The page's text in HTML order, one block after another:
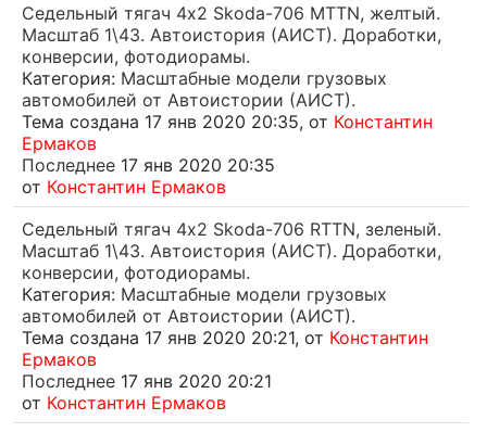
Седельный тягач 4х2 Skoda-706 MTTN, желтый.
Масштаб 1\43. Автоистория (АИСТ). Доработки,
конверсии, фотодиорамы.
Категория: Масштабные модели грузовых
автомобилей от Автоистории (АИСТ).
Тема создана 17 янв 2020 20:35, от Константин
Ермаков
Последнее 17 янв 2020 20:35
от Константин Ермаков
Седельный тягач 4х2 Skoda-706 RTTN, зеленый.
Масштаб 1\43. Автоистория (АИСТ). Доработки,
конверсии, фотодиорамы.
Категория: Масштабные модели грузовых
автомобилей от Автоистории (АИСТ).
Тема создана 17 янв 2020 20:21, от Константин
Ермаков
Последнее 17 янв 2020 20:21
от Константин Ермаков